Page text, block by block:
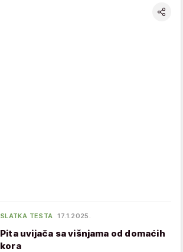
SLATKA TESTA 17.1.2025.
Pita uvijača sa višnjama od domaćih
kora